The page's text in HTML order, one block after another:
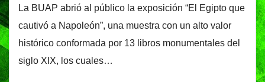
La BUAP abrió al público la exposición “El Egipto que
cautivó a Napoleón”, una muestra con un alto valor
histórico conformada por 13 libros monumentales del
siglo XIX, los cuales…